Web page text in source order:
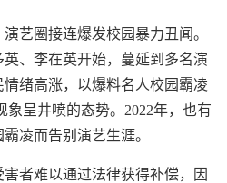
艺圈接连爆发校园暴力丑闻。
、李在英开始，蔓延到多名演
绪高涨，以爆料名人校园霸凌
象呈井喷的态势。2022年，也有
凌而告别演艺生涯。
者难以通过法律获得补偿，因